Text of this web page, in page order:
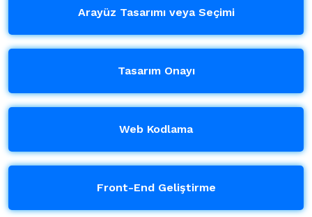
Arayüz Tasarımı veya Seçimi
Tasarım Onayı
Web Kodlama
Front-End Geliştirme